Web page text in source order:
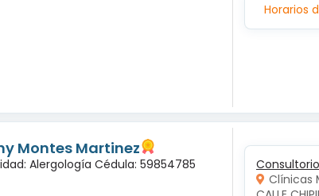
Horarios
Montes Martinez
Alergología Cédula: 59854785
Consultorio
Clínicas